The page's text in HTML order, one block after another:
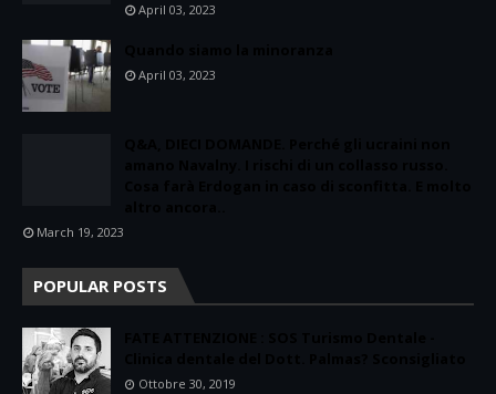
April 03, 2023
April 03, 2023
March 19, 2023
POPULAR POSTS
Ottobre 30, 2019